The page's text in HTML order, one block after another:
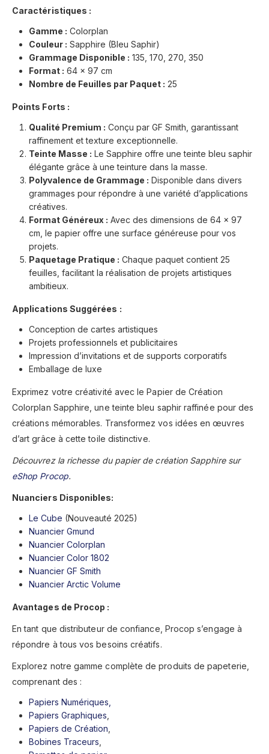
Caractéristiques :
Gamme : Colorplan
Couleur : Sapphire (Bleu Saphir)
Grammage Disponible : 135, 170, 270, 350
Format : 64 x 97 cm
Nombre de Feuilles par Paquet : 25
Points Forts :
Qualité Premium : Conçu par GF Smith, garantissant
raffinement et texture exceptionnelle.
Teinte Masse : Le Sapphire offre une teinte bleu saphir
élégante grâce à une teinture dans la masse.
Polyvalence de Grammage : Disponible dans divers
grammages pour répondre à une variété d’applications
créatives.
Format Généreux : Avec des dimensions de 64 x 97
cm, le papier offre une surface généreuse pour vos
projets.
Paquetage Pratique : Chaque paquet contient 25
feuilles, facilitant la réalisation de projets artistiques
ambitieux.
Applications Suggérées :
Conception de cartes artistiques
Projets professionnels et publicitaires
Impression d’invitations et de supports corporatifs
Emballage de luxe
Exprimez votre créativité avec le Papier de Création
Colorplan Sapphire, une teinte bleu saphir raffinée pour des
créations mémorables. Transformez vos idées en œuvres
d’art grâce à cette toile distinctive.
Découvrez la richesse du papier de création Sapphire sur
eShop Procop.
Nuanciers Disponibles:
Le Cube (Nouveauté 2025)
Nuancier Gmund
Nuancier Colorplan
Nuancier Color 1802
Nuancier GF Smith
Nuancier Arctic Volume
Avantages de Procop :
En tant que distributeur de confiance, Procop s’engage à
répondre à tous vos besoins créatifs.
Explorez notre gamme complète de produits de papeterie,
comprenant des :
Papiers Numériques,
Papiers Graphiques
Papiers de Création
Bobines Traceurs